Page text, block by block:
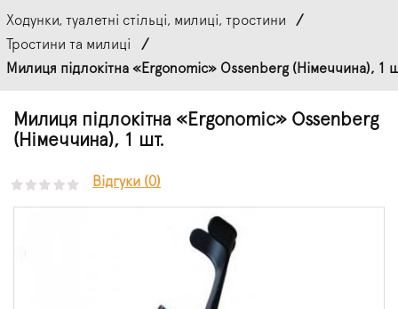
Ходунки, туалетні стільці, милиці, тростини
Тростини та милиці
Милиця підлокітна «Ergonomic» Ossenberg (Німеччина), 1
Милиця підлокітна «Ergonomic» Ossenberg
(Німеччина), 1 шт.
Відгуки (0)